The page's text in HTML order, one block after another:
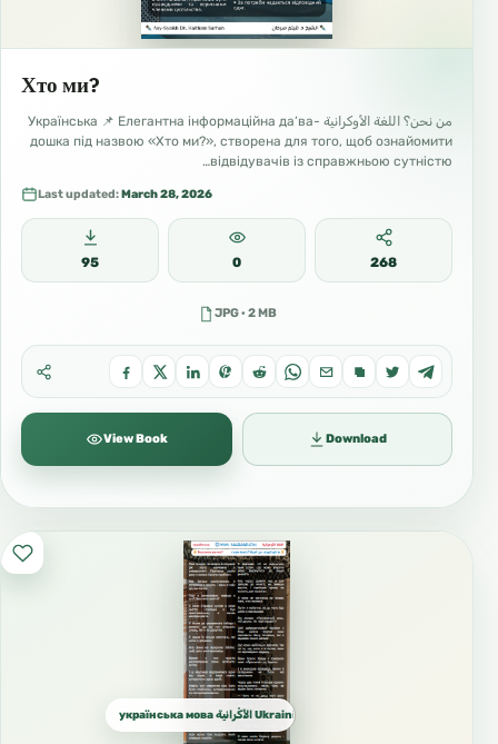
Хто ми?
من نحن؟ اللغة الأوكرانية Українська 📌 Елегантна інформаційна да‘ва-
дошка під назвою «Хто ми?», створена для того, щоб ознайомити
відвідувачів із справжньою сутністю…
Last updated:March 28, 2026
95 0 268
JPG · 2 MB
View Book Download